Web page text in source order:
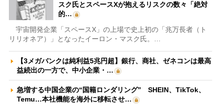
スク氏とスペースXが抱えるリスクの数々「絶対
的…
宇宙開発企業「スペースX」の上場で史上初の「兆万長者（ト
リリオネア）」となったイーロン・マスク氏。…
【3メガバンクは純利益5兆円超】銀行、商社、ゼネコンは最高
益続出の一方で、中小企業・…
急増する中国企業の“国籍ロンダリング” SHEIN、TikTok、
Temu…本社機能を海外に移転させ…